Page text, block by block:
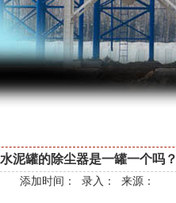
水泥罐的除尘器是一罐一个吗？
添加时间： 录入： 来源：